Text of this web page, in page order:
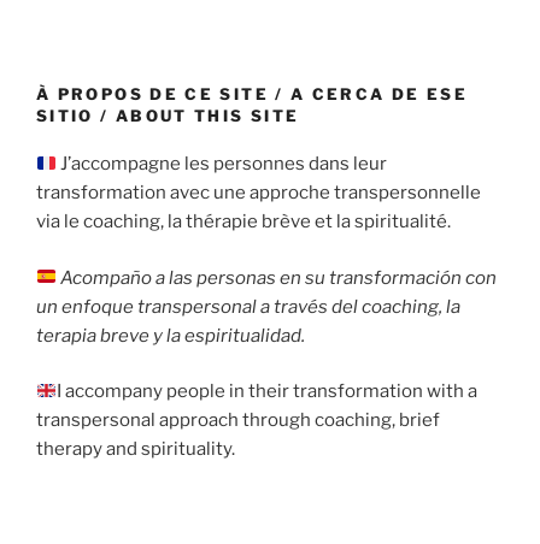
À PROPOS DE CE SITE / A CERCA DE ESE
SITIO / ABOUT THIS SITE
J’accompagne les personnes dans leur
transformation avec une approche transpersonnelle
via le coaching, la thérapie brève et la spiritualité.
Acompaño a las personas en su transformación con
un enfoque transpersonal a través del coaching, la
terapia breve y la espiritualidad.
I accompany people in their transformation with a
transpersonal approach through coaching, brief
therapy and spirituality.